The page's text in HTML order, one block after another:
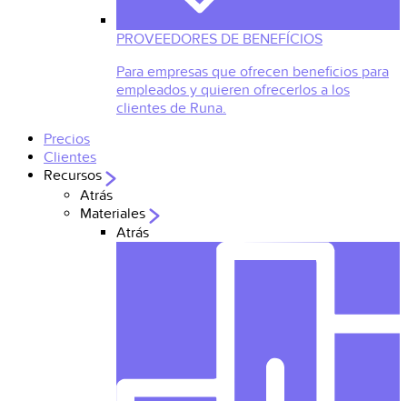
PROVEEDORES DE BENEFÍCIOS
Para empresas que ofrecen beneficios para
empleados y quieren ofrecerlos a los
clientes de Runa.
Precios
Clientes
Recursos
Atrás
Materiales
Atrás